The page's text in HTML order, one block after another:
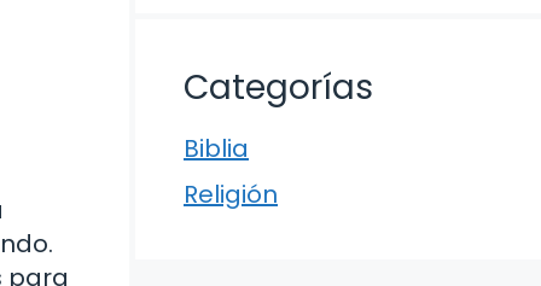
para
Categorías
Biblia
Religión